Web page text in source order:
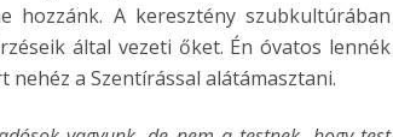
hozzánk. A keresztény szubkultúrában
által vezeti őket. Én óvatos lennék
nehéz a Szentírással alátámasztani.